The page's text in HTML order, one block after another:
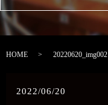
HOME 20220620_img002
2022/06/20